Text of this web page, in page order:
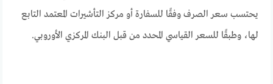
يحتسب سعر الصرف وفقًا للسفارة أو مركز التأشيرات المعتمد التابع
لها، وطبقًا للسعر القياسي المحدد من قبل البنك المركزي الأوروبي.